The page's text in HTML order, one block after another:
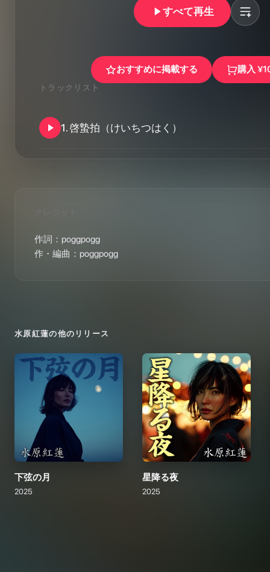
すべて再生
おすすめに掲載する 購入
トラックリスト
1. 啓蟄拍（けいちつはく）
作詞：poggpogg
作・編曲：poggpogg
水原紅蓮の他のリリース
下弦の月
2025
星降る夜
2025